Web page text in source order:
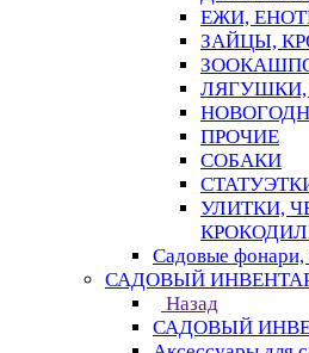
ЕЖИ,
ЗАЙЦЫ,
ПРОЧИЕ
СОБАКИ
УЛИТКИ,
Садовые фонари,
САДОВЫЙ
Назад
САДОВЫЙ